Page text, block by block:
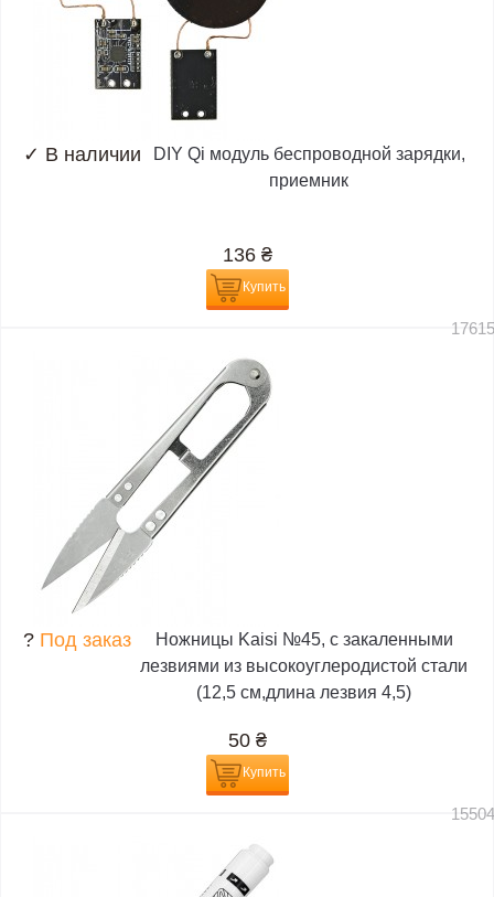
✓ В наличии
DIY Qi модуль беспроводной зарядки,
приемник
136 ₴
Купить
? Под заказ
Ножницы Kaisi №45, с закаленными
лезвиями из высокоуглеродистой стали
(12,5 см,длина лезвия 4,5)
50 ₴
Купить